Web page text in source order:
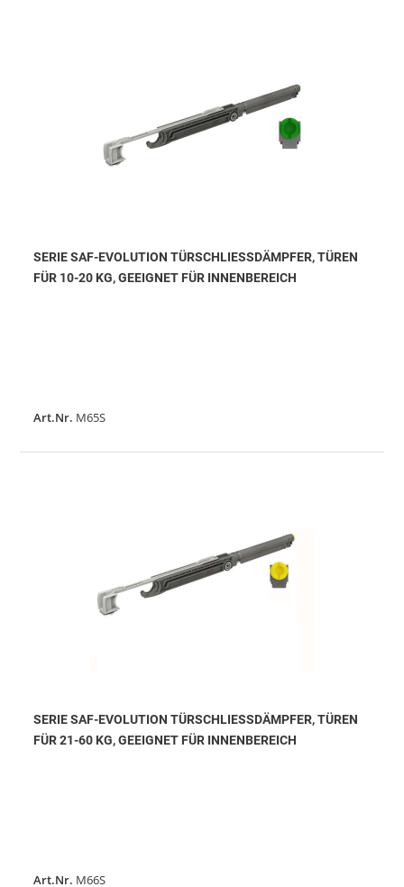
SERIE SAF-EVOLUTION TÜRSCHLIESSDÄMPFER, TÜREN F
ÜR 10-20 KG, GEEIGNET FÜR INNENBEREICH
Art.Nr. M65S
SERIE SAF-EVOLUTION TÜRSCHLIESSDÄMPFER, TÜREN F
ÜR 21-60 KG, GEEIGNET FÜR INNENBEREICH
Art.Nr. M66S